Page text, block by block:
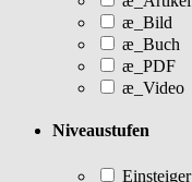
æ_Bild
æ_Buch
æ_PDF
æ_Video
Niveaustufen
Einsteiger